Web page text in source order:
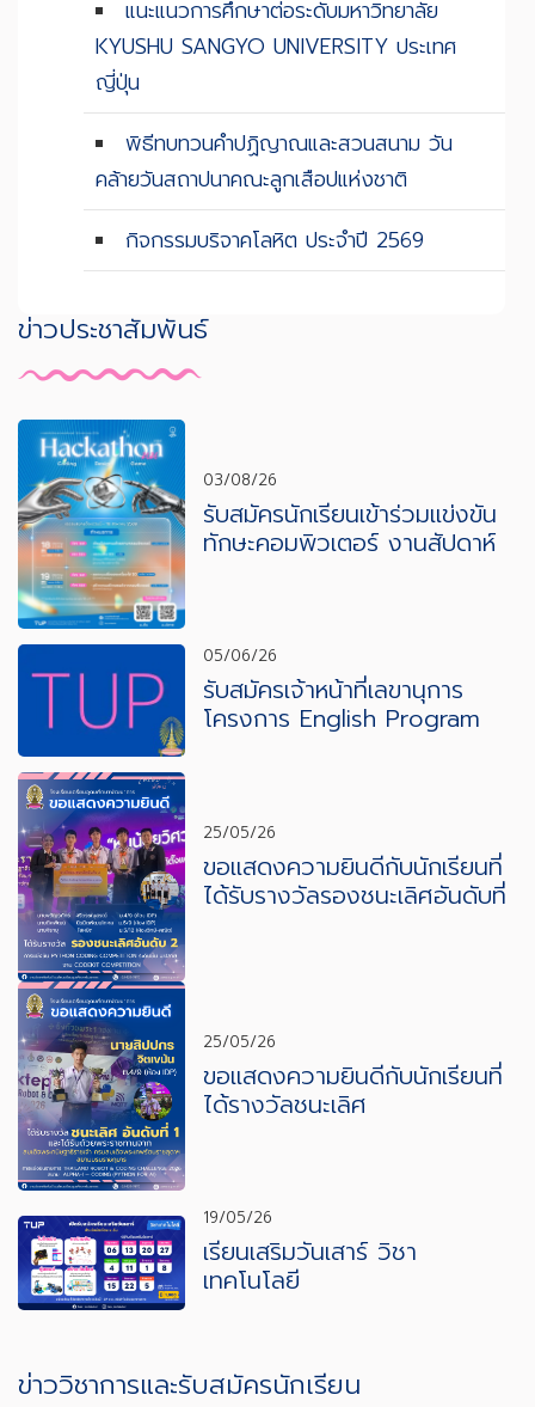
แนะแนวการศึกษาต่อระดับมหาวิทยาลัย
KYUSHU SANGYO UNIVERSITY ประเทศ
ญี่ปุ่น
พิธีทบทวนคำปฏิญาณและสวนสนาม วัน
คล้ายวันสถาปนาคณะลูกเสือปแห่งชาติ
กิจกรรมบริจาคโลหิต ประจำปี 2569
ข่าวประชาสัมพันธ์
03/08/26
รับสมัครนักเรียนเข้าร่วมแข่งขัน
ทักษะคอมพิวเตอร์ งานสัปดาห์
05/06/26
รับสมัครเจ้าหน้าที่เลขานุการ
โครงการ English Program
25/05/26
ขอแสดงความยินดีกับนักเรียนที่
ได้รับรางวัลรองชนะเลิศอันดับที่
25/05/26
ขอแสดงความยินดีกับนักเรียนที่
ได้รางวัลชนะเลิศ
19/05/26
เรียนเสริมวันเสาร์ วิชา
เทคโนโลยี
ข่าววิชาการและรับสมัครนักเรียน